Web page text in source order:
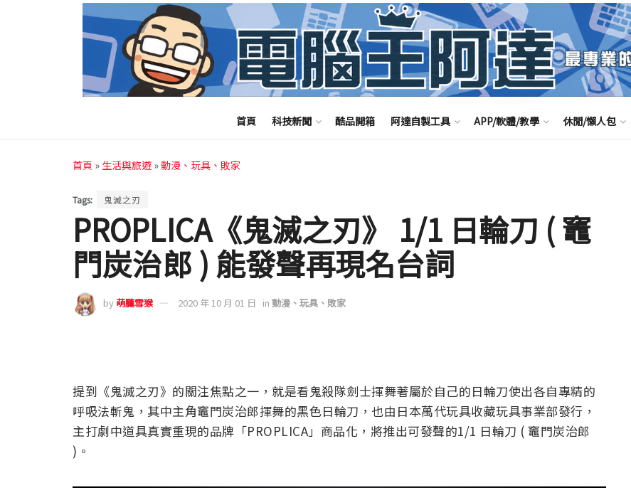
首頁 科技新聞 酷品開箱 阿達自製工具 APP/軟體/教學 休閒/懶人包
首頁 » 生活與旅遊 » 動漫、玩具、敗家
Tags: 鬼滅之刃
PROPLICA《鬼滅之刃》 1/1 日輪刀 ( 竈
門炭治郎 ) 能發聲再現名台詞
by 萌朧雪猴 2020 年 10 月 01 日 in 動漫、玩具、敗家
提到《鬼滅之刃》的關注焦點之一，就是看鬼殺隊劍士揮舞著屬於自己的日輪刀使出各自專精的
呼吸法斬鬼，其中主角竈門炭治郎揮舞的黑色日輪刀，也由日本萬代玩具收藏玩具事業部發行，
主打劇中道具真實重現的品牌「PROPLICA」商品化，將推出可發聲的1/1 日輪刀 ( 竈門炭治郎
)。